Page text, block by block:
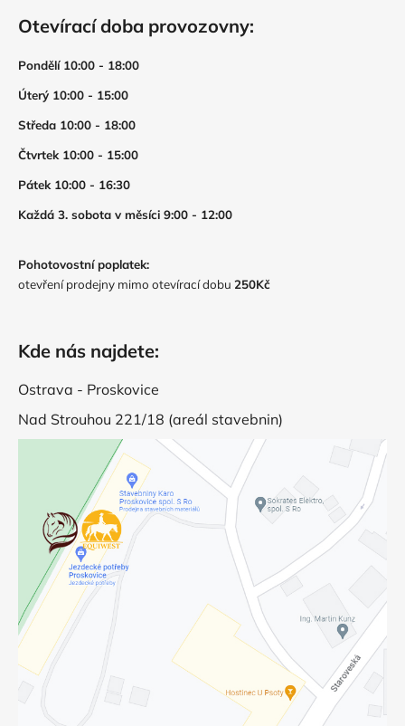
Otevírací doba provozovny:
Pondělí 10:00 - 18:00
Úterý 10:00 - 15:00
Středa 10:00 - 18:00
Čtvrtek 10:00 - 15:00
Pátek 10:00 - 16:30
Každá 3. sobota v měsíci 9:00 - 12:00
Pohotovostní poplatek:
otevření prodejny mimo otevírací dobu 250Kč
Kde nás najdete:
Ostrava - Proskovice
Nad Strouhou 221/18 (areál stavebnin)